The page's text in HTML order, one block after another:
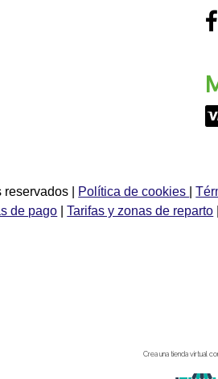
reservados Política de cookies |
de pago |Tarifas y zonas de reparto
Crea una tienda virtual